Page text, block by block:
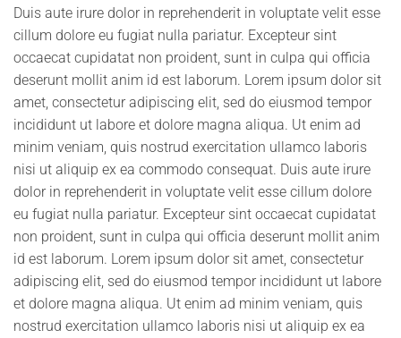
Duis aute irure dolor in reprehenderit in voluptate velit esse
cillum dolore eu fugiat nulla pariatur. Excepteur sint
occaecat cupidatat non proident, sunt in culpa qui officia
deserunt mollit anim id est laborum. Lorem ipsum dolor sit
amet, consectetur adipiscing elit, sed do eiusmod tempor
incididunt ut labore et dolore magna aliqua. Ut enim ad
minim veniam, quis nostrud exercitation ullamco laboris
nisi ut aliquip ex ea commodo consequat. Duis aute irure
dolor in reprehenderit in voluptate velit esse cillum dolore
eu fugiat nulla pariatur. Excepteur sint occaecat cupidatat
non proident, sunt in culpa qui officia deserunt mollit anim
id est laborum. Lorem ipsum dolor sit amet, consectetur
adipiscing elit, sed do eiusmod tempor incididunt ut labore
et dolore magna aliqua. Ut enim ad minim veniam, quis
nostrud exercitation ullamco laboris nisi ut aliquip ex ea